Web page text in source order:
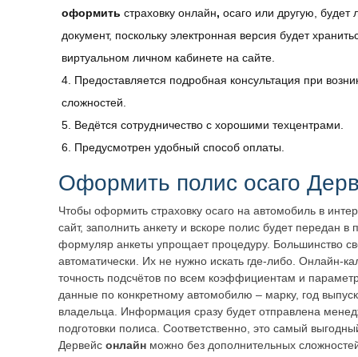
оформить страховку онлайн, осаго или другую, будет
документ, поскольку электронная версия будет
виртуальном личном кабинете на сайте.
Предоставляется подробная консультация при
сложностей.
Ведётся сотрудничество с хорошими техцентрами.
Предусмотрен удобный способ оплаты.
Оформить полис осаго
Чтобы оформить страховку осаго на автомобиль в
сайт, заполнить анкету и вскоре полис будет передан в
формуляр анкеты упрощает процедуру. Большинство
автоматически. Их не нужно искать где-либо. Онлайн-
точность подсчётов по всем коэффициентам и
данные по конкретному автомобилю – марку, год
владельца. Информация сразу будет отправлена
подготовки полиса. Соответственно, это самый
Дервейс онлайн можно без дополнительных